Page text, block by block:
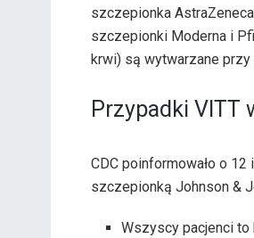
szczepionka
szczepionki Moderna i
krwi) są wytwarzane przy
Przypadki VITT
CDC poinformowało o
szczepionką Johnson &
Wszyscy pacjenci